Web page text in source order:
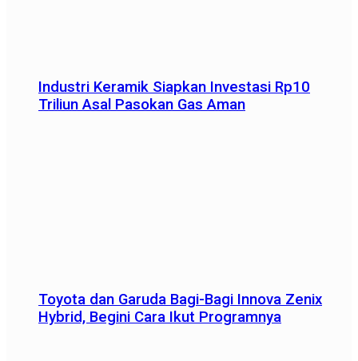
Industri Keramik Siapkan Investasi Rp10
Triliun Asal Pasokan Gas Aman
Toyota dan Garuda Bagi-Bagi Innova Zenix
Hybrid, Begini Cara Ikut Programnya